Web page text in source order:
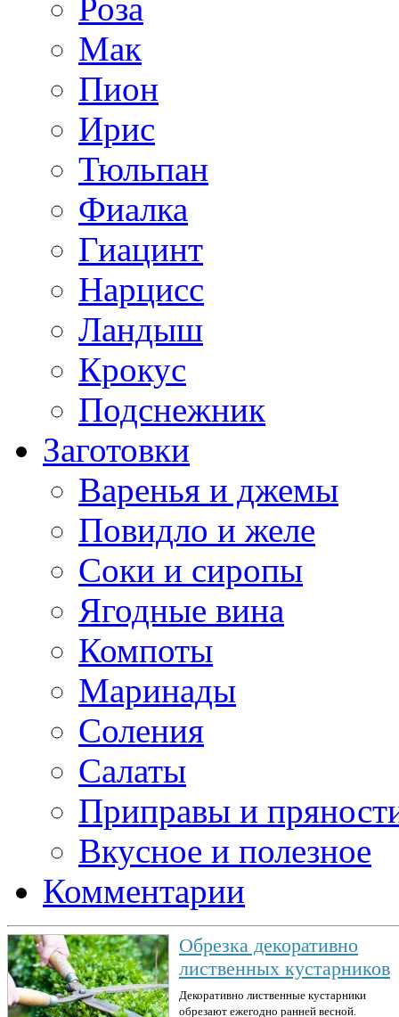
Роза
Мак
Пион
Ирис
Тюльпан
Фиалка
Гиацинт
Нарцисс
Ландыш
Крокус
Подснежник
Заготовки
Варенья и джемы
Повидло и желе
Соки и сиропы
Ягодные вина
Компоты
Маринады
Соления
Салаты
Приправы и
Вкусное и полезное
Комментарии
Обрезка декоративно
лиственных кустарников
Декоративно лиственные кустарники
обрезают ежегодно ранней весной.